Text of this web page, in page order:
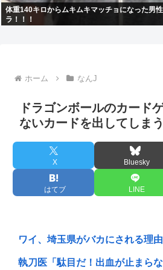
体重140キロからムキムキマッチョになった男
ラ！！！
ホーム なんJ
ドラゴンボールのカード
ないカードを出してしま
X Bluesky
はてブ LINE
ワイ、埼玉県がバカにされる理
執刀医「駄目だ！出血が止まら